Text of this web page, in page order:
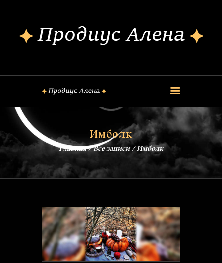
Имболк
Главная Все записи Имболк
ШКОЛА МАГИИ
ЗАГОВОРЫ
БЛОГ
КОНТАКТЫ